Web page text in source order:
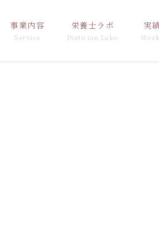
事業内容
Service
栄養士ラボ
Dietician Labo
実